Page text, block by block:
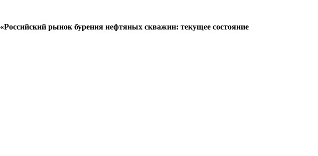
«Российский рынок бурения нефтяных скважин: текущее состояние